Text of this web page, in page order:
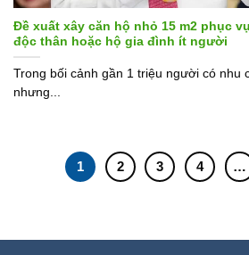
Đề xuất xây căn hộ nhỏ 15 m2 phục
độc thân hoặc hộ gia đình ít người
Trong bối cảnh gần 1 triệu người có nhu
nhưng...
1 2 3 4 …